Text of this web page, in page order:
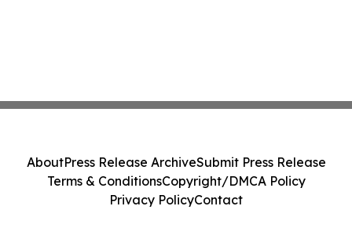
AboutPress Release ArchiveSubmit Press Release
Terms & ConditionsCopyright/DMCA Policy
Privacy PolicyContact